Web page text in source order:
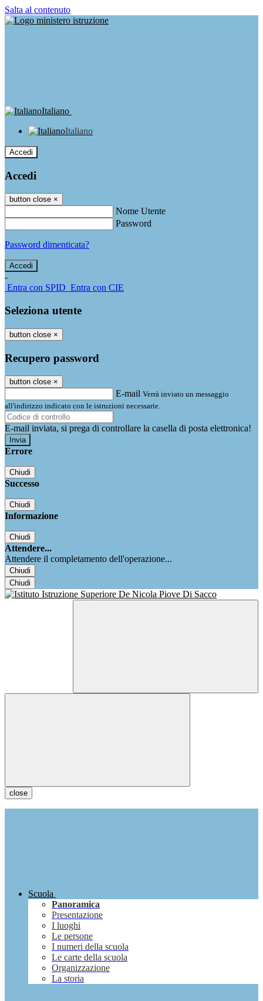
Salta al contenuto
Italiano
Italiano
Accedi
Accedi
button close ×
Nome Utente
Password
Password dimenticata?
-
Entra con SPID Entra con CIE
Seleziona utente
button close ×
Recupero password
button close ×
E-mail Verrà inviato un messaggio
all'indirizzo indicato con le istruzioni necessarie.
E-mail inviata, si prega di controllare la casella di posta elettronica!
Errore
Chiudi
Successo
Chiudi
Informazione
Chiudi
Attendere...
Attendere il completamento dell'operazione...
Chiudi
Chiudi
close
Scuola
Panoramica
Presentazione
I luoghi
Le persone
I numeri della scuola
Le carte della scuola
Organizzazione
La storia